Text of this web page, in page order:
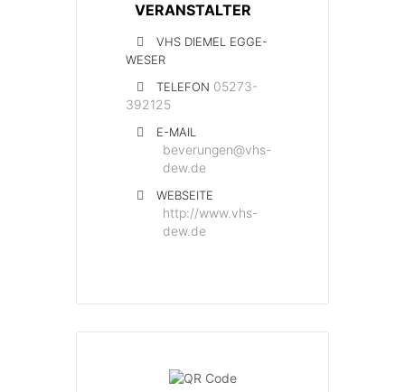
VERANSTALTER
VHS DIEMEL EGGE-
WESER
TELEFON 05273-
392125
E-MAIL
beverungen@vhs-
dew.de
WEBSEITE
http://www.vhs-
dew.de